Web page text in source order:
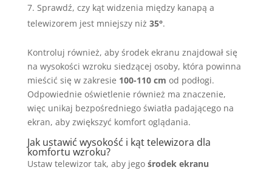
Sprawdź, czy kąt widzenia między kanapą a
telewizorem jest mniejszy niż 35°.
Kontroluj również, aby środek ekranu znajdował się
na wysokości wzroku siedzącej osoby, która powinna
mieścić się w zakresie 100-110 cm od podłogi.
Odpowiednie oświetlenie również ma znaczenie,
więc unikaj bezpośredniego światła padającego na
ekran, aby zwiększyć komfort oglądania.
Jak ustawić wysokość i kąt telewizora dla
komfortu wzroku?
Ustaw telewizor tak, aby jego środek ekranu